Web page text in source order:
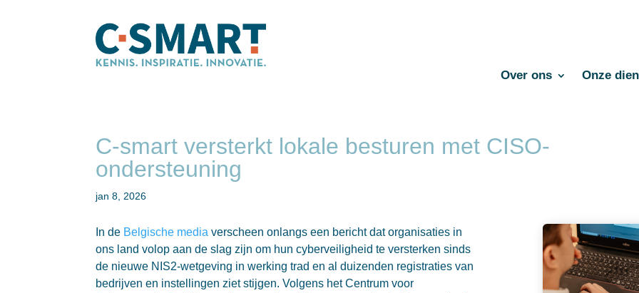
Over ons Onze
C-smart versterkt lokale besturen met CISO-
ondersteuning
jan 8, 2026
In de Belgische media verscheen onlangs een bericht dat organisaties in
ons land volop aan de slag zijn om hun cyberveiligheid te versterken sinds
de nieuwe NIS2-wetgeving in werking trad en al duizenden registraties van
bedrijven en instellingen ziet stijgen. Volgens het Centrum voor